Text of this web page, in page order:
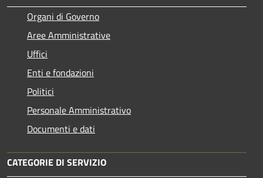
Organi di Governo
Aree Amministrative
Uffici
Enti e fondazioni
Politici
Personale Amministrativo
Documenti e dati
CATEGORIE DI SERVIZIO